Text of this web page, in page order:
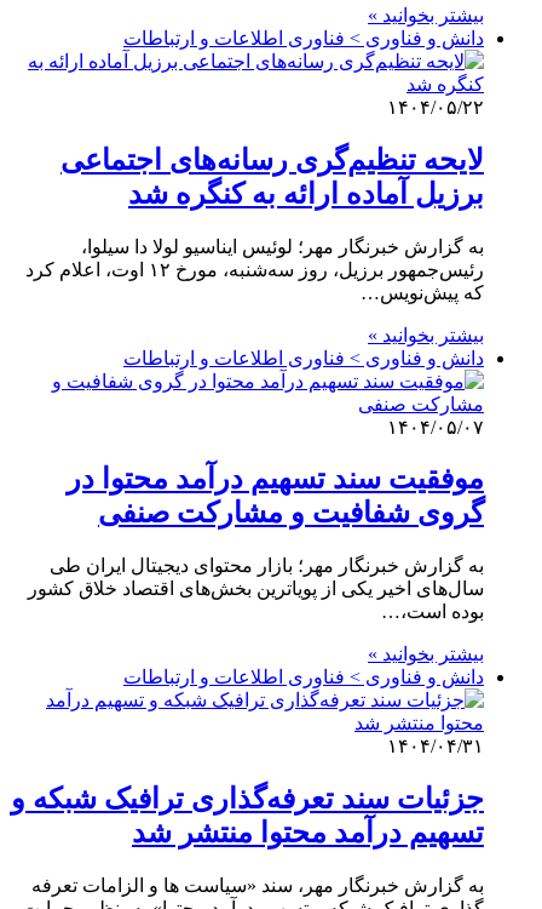
بیشتر بخوانید »
دانش و فناوری > فناوری اطلاعات و ارتباطات
۱۴۰۴/۰۵/۲۲
لایحه تنظیم‌گری رسانه‌های اجتماعی
برزیل آماده ارائه به کنگره شد
به گزارش خبرنگار مهر؛ لوئیس ایناسیو لولا دا سیلوا،
رئیس‌جمهور برزیل، روز سه‌شنبه، مورخ ۱۲ اوت، اعلام کرد
که پیش‌نویس…
بیشتر بخوانید »
دانش و فناوری > فناوری اطلاعات و ارتباطات
۱۴۰۴/۰۵/۰۷
موفقیت سند تسهیم درآمد محتوا در
گروی شفافیت و مشارکت صنفی
به گزارش خبرنگار مهر؛ بازار محتوای دیجیتال ایران طی
سال‌های اخیر یکی از پویاترین بخش‌های اقتصاد خلاق کشور
بوده است،…
بیشتر بخوانید »
دانش و فناوری > فناوری اطلاعات و ارتباطات
۱۴۰۴/۰۴/۳۱
جزئیات سند تعرفه‌گذاری ترافیک شبکه و
تسهیم درآمد محتوا منتشر شد
به گزارش خبرنگار مهر، سند «سیاست ها و الزامات تعرفه